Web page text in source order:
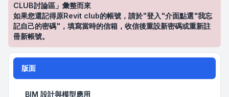
CLUB討論區」彙整而來
如果您還記得原Revit club的帳號，請於"登入"介面點選"我忘
記自己的密碼"，填寫當時的信箱，收信後重設新密碼或重新註
冊新帳號。
版面
BIM 設計與模型應用